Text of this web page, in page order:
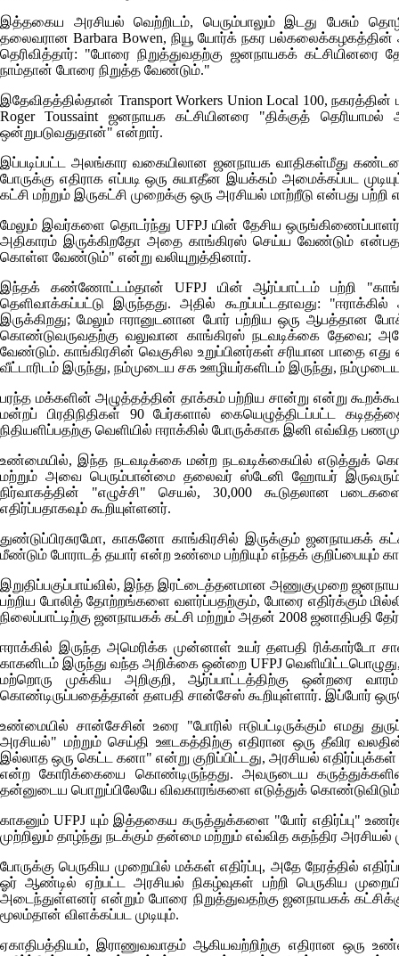
இத்தகைய அரசியல் வெற்றிடம், பெரும்பாலும் இடது பேசும்
தலைவரான Barbara Bowen, நியூ யோர்க் நகர பல்கலைக்கழகத்தின்
தெரிவித்தார்: "போரை நிறுத்துவதற்கு ஜனநாயகக்
நாம்தான் போரை நிறுத்த வேண்டும்."
இதேவிதத்தில்தான் Transport Workers Union Local 100, நகரத்தின்
Roger Toussaint ஜனநாயக கட்சியினரை "திக்குத் தெரியாமல்
ஒன்றுபடுவதுதான்" என்றார்.
இப்படிப்பட்ட அலங்கார வகையிலான ஜனநாயக வாதிகள்மீது
போருக்கு எதிராக எப்படி ஒரு சுயாதீன இயக்கம் அமைக்கப்பட
கட்சி மற்றும் இருகட்சி முறைக்கு ஒரு அரசியல் மாற்றீடு என்பது பற்றி
மேலும் இவர்களை தொடர்ந்துUFPJ யின் தேசிய
அதிகாரம் இருக்கிறதோ அதை காங்கிரஸ் செய்ய வேண்டும்
கொள்ள வேண்டும்" என்று வலியுறுத்தினார்.
இந்தக் கண்ணோட்டம்தான் UFPJயின் ஆர்ப்பாட்டம் பற்றி
தெளிவாக்கப்பட்டு இருந்தது. அதில் கூறப்பட்டதாவது:
இருக்கிறது; மேலும் ஈரானுடனான போர் பற்றிய ஒரு ஆபத்தான
கொண்டுவருவதற்கு வலுவான காங்கிரஸ் நடவடிக்கை தேவை;
வேண்டும். காங்கிரசின் வெகுசில உறுப்பினர்கள் சரியான பாதை
வீட்டாரிடம் இருந்து, நம்முடைய சக ஊழியர்களிடம் இருந்து,
பரந்த மக்களின் அழுத்தத்தின் தாக்கம் பற்றிய சான்று என்று
மன்றப் பிரதிநிதிகள் 90 பேர்களால் கையெழுத்திடப்பட்ட
நிதியளிப்பதற்கு வெளியில் ஈராக்கில் போருக்காக இனி எவ்வித
உண்மையில், இந்த நடவடிக்கை மன்ற நடவடிக்கையில் எடுத்துக்
மற்றும் அவை பெரும்பான்மை தலைவர் ஸ்டேனி ஹோயர் இருவரும்
நிர்வாகத்தின் "எழுச்சி" செயல், 30,000 கூடுதலான
எதிர்ப்பதாகவும் கூறியுள்ளனர்.
துண்டுப்பிரசுரமோ, காகனோ காங்கிரசில் இருக்கும் ஜனநாயகக்
மீண்டும் போராடத் தயார் என்ற உண்மை பற்றியும் எந்தக் குறிப்பையும்
இறுதிப்பகுப்பாய்வில், இந்த இரட்டைத்தனமான அணுகுமுறை
பற்றிய போலித் தோற்றங்களை வளர்ப்பதற்கும், போரை எதிர்க்கும்
நிலைப்பாட்டிற்கு ஜனநாயகக் கட்சி மற்றும் அதன் 2008
ஈராக்கில் இருந்த அமெரிக்க முன்னாள் உயர் தளபதி ரிக்கார்டோ
காகனிடம் இருந்து வந்த அறிக்கை ஒன்றை UFPJ
மற்றொரு முக்கிய அறிகுறி, ஆர்ப்பாட்டத்திற்கு ஒன்றரை
கொண்டிருப்பதைத்தான் தளபதி சான்சேஸ் கூறியுள்ளார். இப்போர்
உண்மையில் சான்சேசின் உரை "போரில் ஈடுபட்டிருக்கும் எமது
அரசியல்" மற்றும் செய்தி ஊடகத்திற்கு எதிரான ஒரு தீவிர
இல்லாத ஒரு கெட்ட கனா" என்று குறிப்பிட்டது, அரசியல்
என்ற கோரிக்கையை கொண்டிருந்தது. அவருடைய
தன்னுடைய பொறுப்பிலேயே விவகாரங்களை எடுத்துக்
காகனும்UFPJ யும் இத்தகைய கருத்துக்களை "போர் எதிர்ப்பு"
முற்றிலும் தாழ்ந்து நடக்கும் தன்மை மற்றும் எவ்வித சுதந்திர
போருக்கு பெருகிய முறையில் மக்கள் எதிர்ப்பு, அதே நேரத்தில்
ஓர் ஆண்டில் ஏற்பட்ட அரசியல் நிகழ்வுகள் பற்றி பெருகிய
அடைந்துள்ளனர் என்றும் போரை நிறுத்துவதற்கு ஜனநாயகக்
மூலம்தான் விளக்கப்பட முடியும்.
ஏகாதிபத்தியம், இராணுவவாதம் ஆகியவற்றிற்கு எதிரான ஒரு